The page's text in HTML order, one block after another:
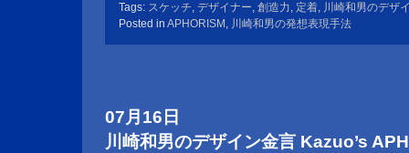
Tags: スケッチ, デザイナー, 創造力, 定着, 川崎和男のデザ
Posted in APHORISM , 川崎和男の発想表現手法
07月16日
川崎和男のデザイン金言 Kazuo’s